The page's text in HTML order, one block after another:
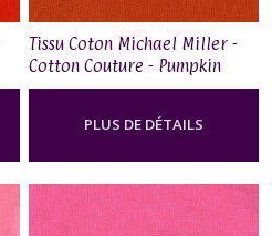
Tissu Coton Michael Miller -
Cotton Couture - Pumpkin
PLUS DE DÉTAILS